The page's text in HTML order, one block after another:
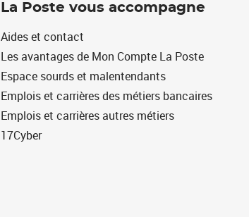
La Poste vous accompagne
Aides et contact
Les avantages de Mon Compte La Poste
Espace sourds et malentendants
Emplois et carrières des métiers bancaires
Emplois et carrières autres métiers
17Cyber